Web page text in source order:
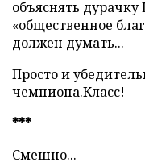
объяснять
«общественное
должен думать...
Просто и
чемпиона.Класс!
***
Смешно...